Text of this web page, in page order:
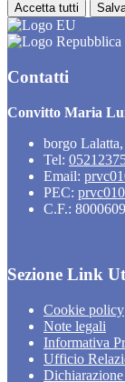
Accetta tutti
Contatti
Convitto Maria
borgo
Tel:
Email:
PEC:
C.F.:
Sezione Link
Cookie policy
Note legali
Informativa
Ufficio